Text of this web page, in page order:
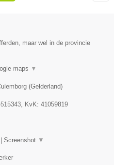
maar wel in de provincie
maps ▼
(Gelderland)
, KvK: 41059819
Screenshot ▼